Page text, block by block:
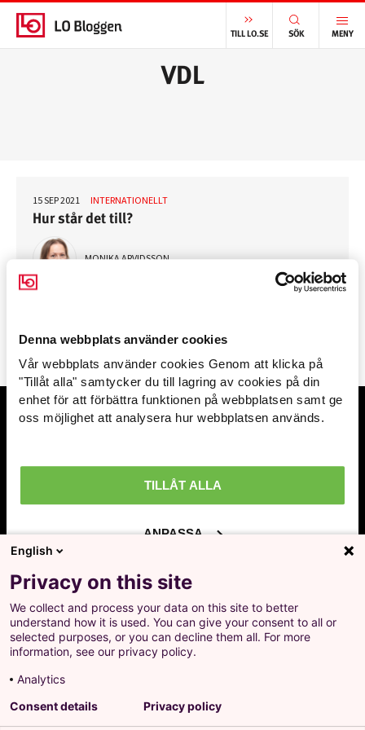
Denna webbplats använder cookies
Vår webbplats använder cookies Genom att klicka på
"Tillåt alla" samtycker du till lagring av cookies på din
enhet för att förbättra funktionen på webbplatsen samt ge
oss möjlighet att analysera hur webbplatsen används.
TILLÅT ALLA
ANPASSA
TILL LO.SE SÖK MENY
Arbetsmarknad »
Avtal löner & arbetsrätt »
Internationellt »
Välfärd »
Distriktsbloggare »
START/
VDL
15 SEP 2021 INTERNATIONELLT
Hur står det till?
MONIKA ARVIDSSON
TILL TOPPEN AV SIDAN
Ange din mailadress och få en notifikation när
nya inlägg publiceras.
Ja, jag godkänner att LO behandlar mina
personuppgifter i enlighet med Integritets- och
personuppgiftspolicyn för LO.se.
Landsorganisationen i Sverige
Barnhusgatan 18 • 105 53 Stockholm
English
Privacy on this site
We collect and process your data on this site to better
understand how it is used. You can give your consent to all or
selected purposes, or you can decline them all. For more
information, see our privacy policy.
Analytics
Consent details
Privacy policy